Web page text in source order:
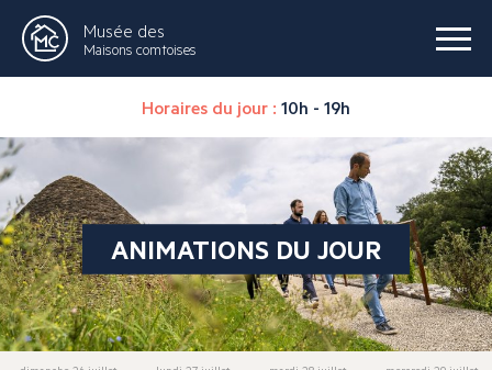
Musée des
Maisons comtoises
Horaires du jour : 10h - 19h
ANIMATIONS DU JOUR